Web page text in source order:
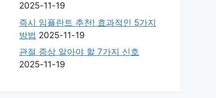
2025-11-19
즉시 임플란트 추천! 효과적인 5가지
방법 2025-11-19
관절 증상 알아야 할 7가지 신호
2025-11-19